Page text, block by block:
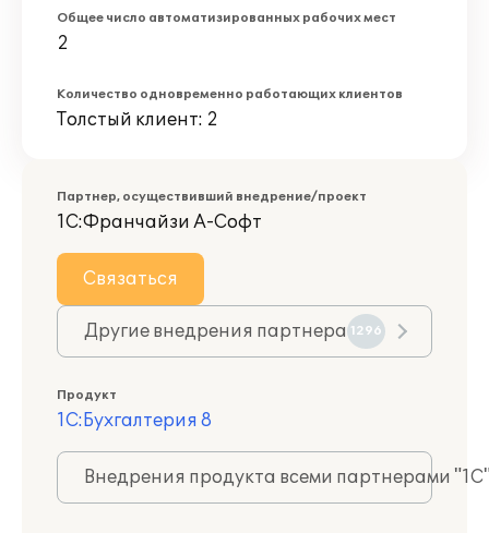
Общее число автоматизированных рабочих мест
2
Количество одновременно работающих клиентов
Толстый клиент: 2
Партнер, осуществивший внедрение/проект
1С:Франчайзи А-Софт
Связаться
Другие внедрения партнера 1296
Продукт
1С:Бухгалтерия 8
Внедрения продукта всеми партнерами